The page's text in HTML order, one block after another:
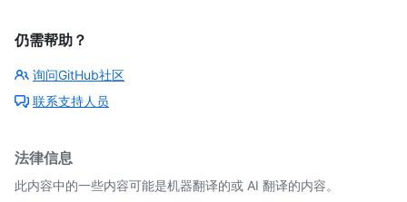
仍需帮助？
询问GitHub社区
联系支持人员
法律信息
此内容中的一些内容可能是机器翻译的或 AI 翻译的内容。